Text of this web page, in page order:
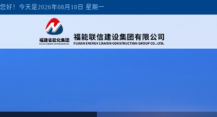
您好！今天是2026年08月10日 星期一